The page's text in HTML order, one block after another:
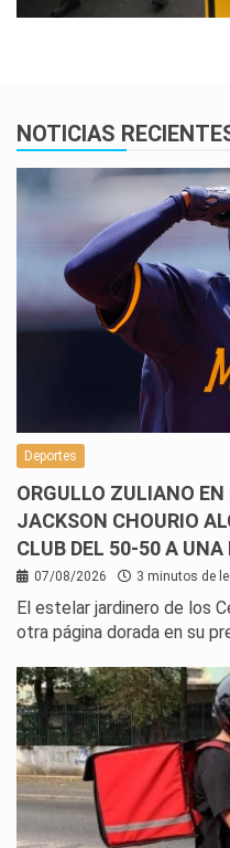
NOTICIAS
Deportes
ORGULLO ZULIANO
JACKSON CHOURIO
CLUB DEL 50-50 A UNA
07/08/2026 3 minutos de
El estelar jardinero de los
otra página dorada en su